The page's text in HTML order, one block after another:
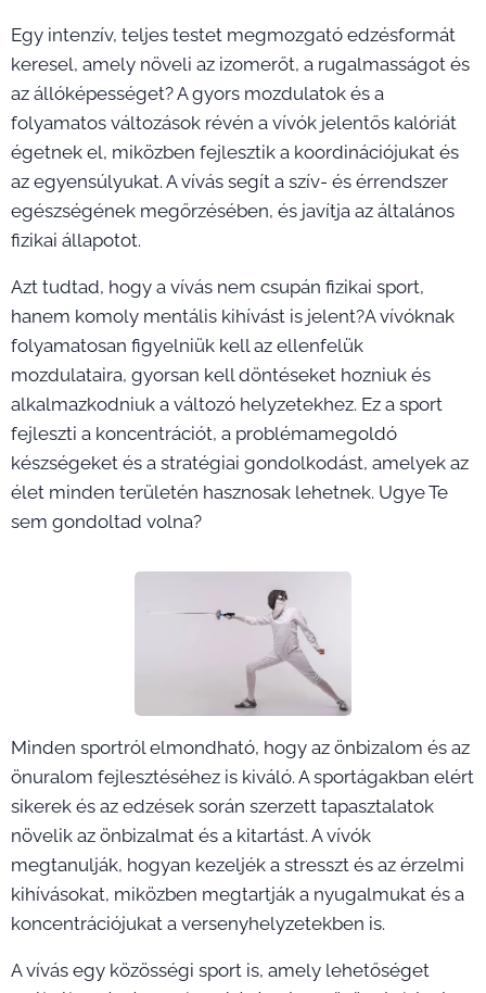
Egy intenzív, teljes testet megmozgató edzésformát
keresel, amely növeli az izomerőt, a rugalmasságot és
az állóképességet? A gyors mozdulatok és a
folyamatos változások révén a vívók jelentős kalóriát
égetnek el, miközben fejlesztik a koordinációjukat és
az egyensúlyukat. A vívás segít a szív- és érrendszer
egészségének megőrzésében, és javítja az általános
fizikai állapotot.
Azt tudtad, hogy a vívás nem csupán fizikai sport,
hanem komoly mentális kihívást is jelent?A vívóknak
folyamatosan figyelniük kell az ellenfelük
mozdulataira, gyorsan kell döntéseket hozniuk és
alkalmazkodniuk a változó helyzetekhez. Ez a sport
fejleszti a koncentrációt, a problémamegoldó
készségeket és a stratégiai gondolkodást, amelyek az
élet minden területén hasznosak lehetnek. Ugye Te
sem gondoltad volna?
Minden sportról elmondható, hogy az önbizalom és az
önuralom fejlesztéséhez is kiváló. A sportágakban elért
sikerek és az edzések során szerzett tapasztalatok
növelik az önbizalmat és a kitartást. A vívók
megtanulják, hogyan kezeljék a stresszt és az érzelmi
kihívásokat, miközben megtartják a nyugalmukat és a
koncentrációjukat a versenyhelyzetekben is.
A vívás egy közösségi sport is, amely lehetőséget